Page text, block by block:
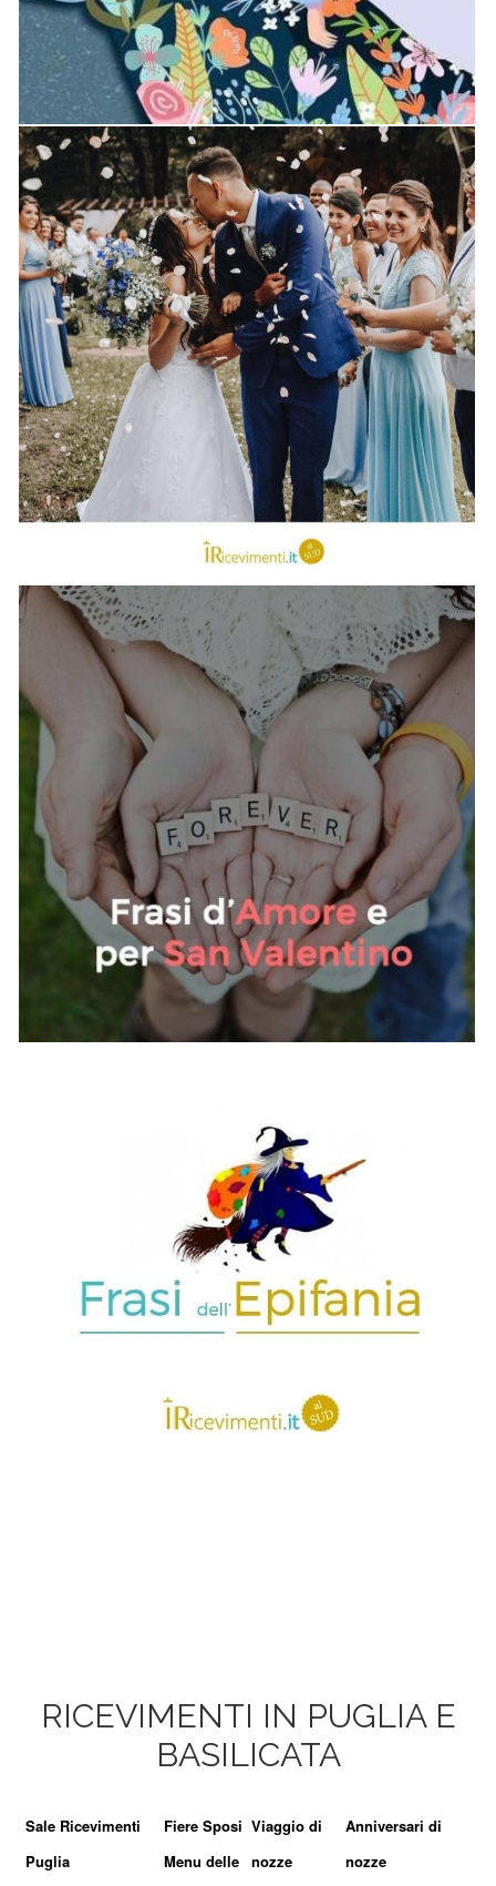
RICEVIMENTI IN PUGLIA E
BASILICATA
Sale Ricevimenti
Puglia
Fiere Sposi
Menu delle
Viaggio di
nozze
Anniversari di
nozze